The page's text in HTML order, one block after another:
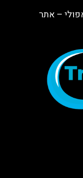
– אתר